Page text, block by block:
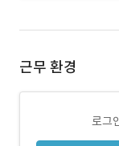
근무 환경
로그